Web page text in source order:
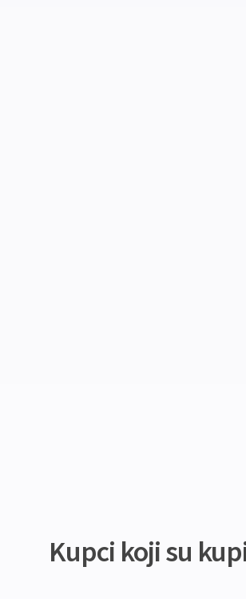
Kupci koji su